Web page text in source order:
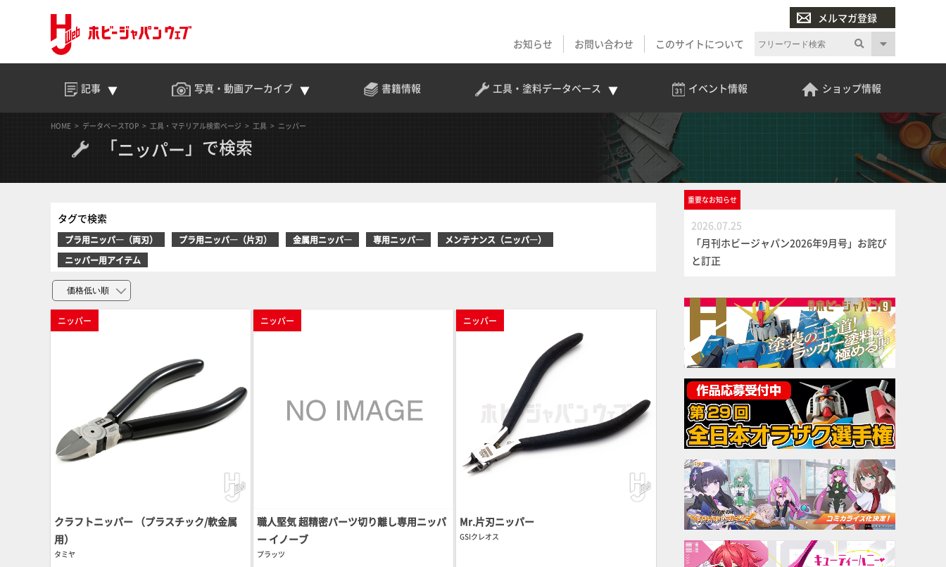
メルマガ登録
お知らせ
お問い合わせ このサイトについて
記事 写真・動画アーカイブ 書籍情報 工具・塗料データベース イベント情報 ショップ情報
HOME データベースTOP 工具・マテリアル検索ページ 工具 ニッパー
「ニッパー 」で検索
タグで検索
プラ用ニッパ―（両刃） プラ用ニッパ―（片刃） 金属用ニッパ― 専用ニッパ―
メンテナンス（ニッパ―）
ニッパー用アイテム
ニッパー
クラフトニッパー （プラスチック/軟金属
用）
タミヤ
ニッパー
職人堅気 超精密パーツ切り離し専用ニッパ
ー イノーブ
プラッツ
ニッパー
Mr.片刃ニッパー
GSIクレオス
重要なお知らせ
2026.07.25
「月刊ホビージャパン2026年9月号」お詫び
と訂正